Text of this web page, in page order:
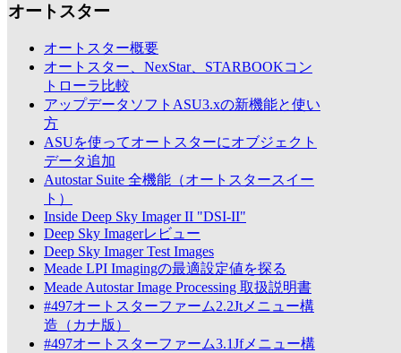
オートスター
オートスター概要
オートスター、NexStar、STARBOOKコン
トローラ比較
アップデータソフトASU3.xの新機能と使い
方
ASUを使ってオートスターにオブジェクト
データ追加
Autostar Suite 全機能（オートスタースイー
ト）
Inside Deep Sky Imager II "DSI-II"
Deep Sky Imagerレビュー
Deep Sky Imager Test Images
Meade LPI Imagingの最適設定値を探る
Meade Autostar Image Processing 取扱説明書
#497オートスターファーム2.2Jtメニュー構
造（カナ版）
#497オートスターファーム3.1Jfメニュー構